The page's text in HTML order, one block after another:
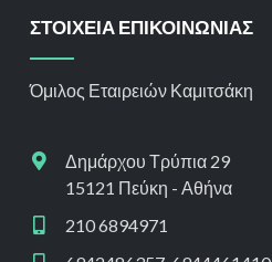
ΣΤΟΙΧΕΙΑ ΕΠΙΚΟΙΝΩΝΙΑΣ
Όμιλος Εταιρειών Καμιτσάκη
Δημάρχου Τρύπια 29
15121 Πεύκη - Αθήνα
210 6894971